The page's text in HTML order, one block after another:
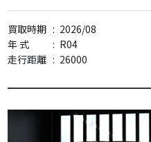
買取時期 : 2026/08
年 式
: R04
走行距離 : 26000